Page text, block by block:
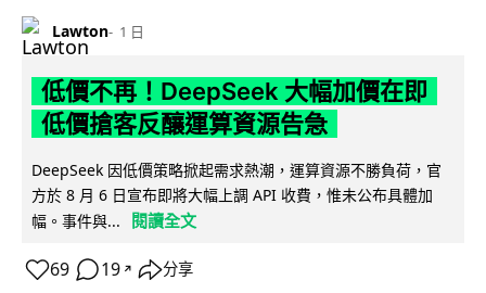
Lawton 1 日
低價不再！DeepSeek 大幅加價在即
低價搶客反釀運算資源告急
DeepSeek 因低價策略掀起需求熱潮，運算資源不勝負荷，官
方於 8 月 6 日宣布即將大幅上調 API 收費，惟未公布具體加
幅。事件與...
閱讀全文
69 19 ↗ 分享